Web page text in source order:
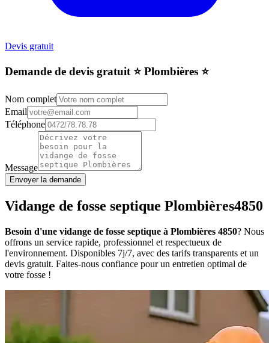
Devis gratuit
Demande de devis gratuit ⭐️ Plombières ⭐️
Nom complet
Email
Téléphone
Message
Envoyer la demande
Vidange de fosse septique Plombières4850
Besoin d'une vidange de fosse septique à Plombières 4850? Nous
offrons un service rapide, professionnel et respectueux de
l'environnement. Disponibles 7j/7, avec des tarifs transparents et un
devis gratuit. Faites-nous confiance pour un entretien optimal de
votre fosse !